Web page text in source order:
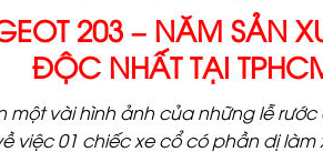
203 – NĂM SẢN
ĐỘC NHẤT TẠI
vài hình ảnh của những lễ
việc 01 chiếc xe cổ có phần dị làm